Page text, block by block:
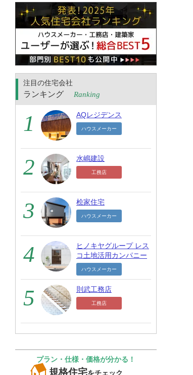
注目の住宅会社
ランキング Ranking
AQレジデンス
ハウスメーカー
水嶋建設
工務店
桧家住宅
ハウスメーカー
ヒノキヤグループ レス
コ土地活用カンパニー
ハウスメーカー
則武工務店
工務店
プラン・仕様・価格が分かる！
規格住宅をチェック